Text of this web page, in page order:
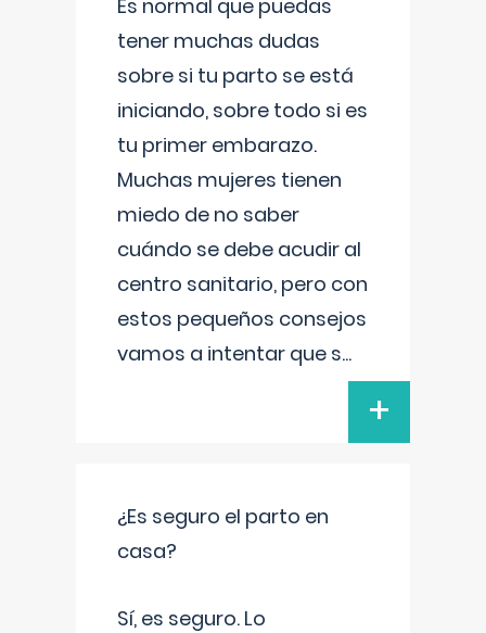
Es normal que puedas
tener muchas dudas
sobre si tu parto se está
iniciando, sobre todo si es
tu primer embarazo.
Muchas mujeres tienen
miedo de no saber
cuándo se debe acudir al
centro sanitario, pero con
estos pequeños consejos
vamos a intentar que s...
+
¿Es seguro el parto en
casa?
Sí, es seguro. Lo